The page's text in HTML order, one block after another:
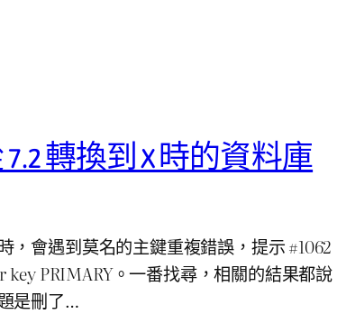
7.2 轉換到 X 時的資料庫
，會遇到莫名的主鍵重複錯誤，提示 #1062
key PRIMARY。一番找尋，相關的結果都說
是刪了…